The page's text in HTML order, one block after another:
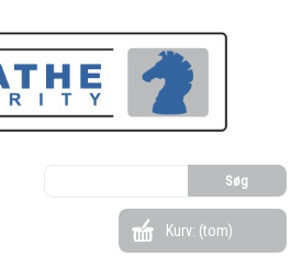
Kurv: (tom)